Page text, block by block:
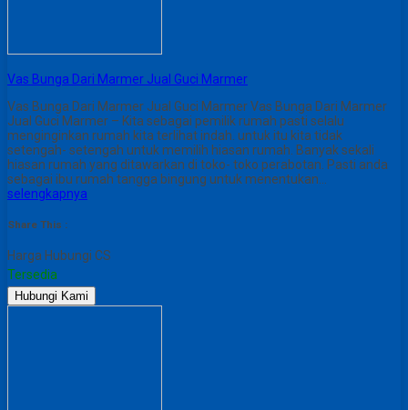
Vas Bunga Dari Marmer Jual Guci Marmer
Vas Bunga Dari Marmer Jual Guci Marmer Vas Bunga Dari Marmer
Jual Guci Marmer – Kita sebagai pemilik rumah pasti selalu
menginginkan rumah kita terlihat indah. untuk itu kita tidak
setengah- setengah untuk memilih hiasan rumah. Banyak sekali
hiasan rumah yang ditawarkan di toko- toko perabotan. Pasti anda
sebagai ibu rumah tangga bingung untuk menentukan…
selengkapnya
Share This :
Harga Hubungi CS
Tersedia
Hubungi Kami